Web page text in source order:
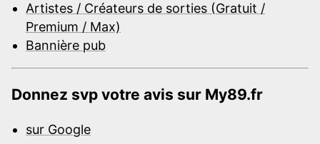
Artistes / Créateurs de sorties (Gratuit /
Premium / Max)
Bannière pub
Donnez svp votre avis sur My89.fr
sur Google